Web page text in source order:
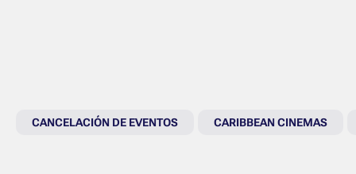
CANCELACIÓN DE EVENTOS CARIBBEAN CINEMAS